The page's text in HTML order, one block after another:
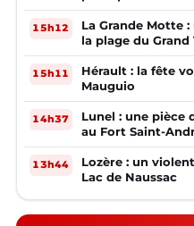
la mairie ?
15h12
La Grande Motte
la plage du Grand
15h11
Hérault : la fête
Mauguio
14h37
Lunel : une pièce
au Fort Saint-
13h44
Lozère : un
Lac de Naussac